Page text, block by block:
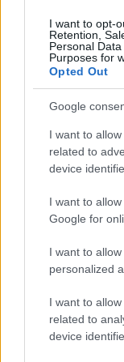
I want to opt-
Retention,
Personal
Purposes for
Opted Out
Google
I want to
related to
device
I want to
Google for
I want to
personalized
I want to
related to
device
Continua